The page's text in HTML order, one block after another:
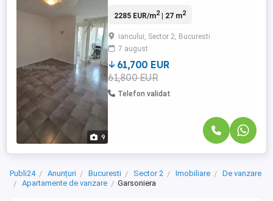
9
de mers pe jos de stația de metrou și în
„Iulia Hasdeu”. Locuința este amplasată la
etajul 9 din 10 al unui imobil construit în
anul 1965, ...
2285 EUR/m2| 27 m2
iancului, Sector 2, Bucuresti
7 august
61,700 EUR
61,800 EUR
Telefon validat
Publi24 Anunțuri Bucuresti Sector 2 Imobiliare
De vanzare
Apartamente de vanzare
Garsoniera